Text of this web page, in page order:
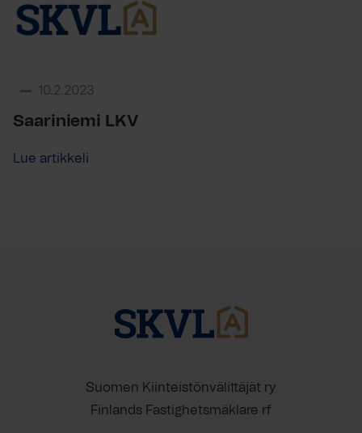
10.2.2023
Saariniemi LKV
Lue artikkeli
Suomen Kiinteistönvälittäjät ry
Finlands Fastighetsmäklare rf